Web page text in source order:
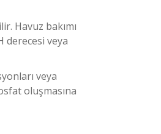
Havuz bakımı
derecesi veya
veya
oluşmasına